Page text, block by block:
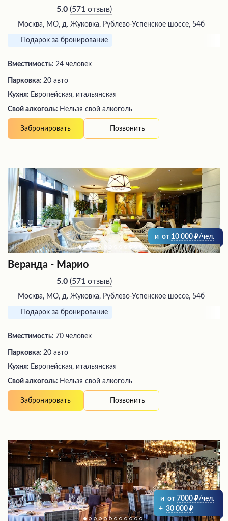
5.0 (571 отзыв)
Москва, МО, д. Жуковка, Рублево-Успенское шоссе, 54б
Подарок за бронирование
Вместимость: 24 человек
Парковка: 20 авто
Кухня: Европейская, итальянская
Свой алкоголь: Нельзя свой алкоголь
Забронировать Позвонить
и от 10 000 /чел.
Веранда - Марио
5.0 (571 отзыв)
Москва, МО, д. Жуковка, Рублево-Успенское шоссе, 54б
Подарок за бронирование
Вместимость: 70 человек
Парковка: 20 авто
Кухня: Европейская, итальянская
Свой алкоголь: Нельзя свой алкоголь
Забронировать Позвонить
и от 7000
/чел.
+ 30 000